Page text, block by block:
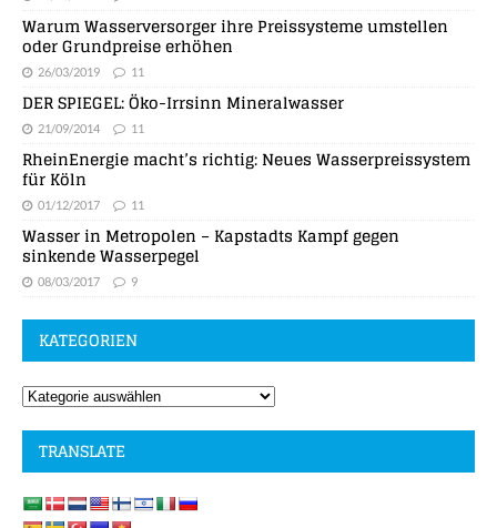
Warum Wasserversorger ihre Preissysteme umstellen
oder Grundpreise erhöhen
26/03/2019 11
DER SPIEGEL: Öko-Irrsinn Mineralwasser
21/09/2014 11
RheinEnergie macht’s richtig: Neues Wasserpreissystem
für Köln
01/12/2017 11
Wasser in Metropolen – Kapstadts Kampf gegen
sinkende Wasserpegel
08/03/2017 9
KATEGORIEN
TRANSLATE